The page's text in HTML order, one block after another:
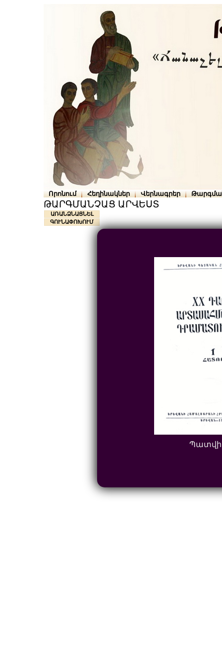
Որոնում Հեղինակներ Վերնագրեր
ԹԱՐԳՄԱՆՉԱՑ ԱՐՎԵՍՏ
ԱՌԱՆՁՆԱՑՆԵԼ
ԳՈՒՆԱՓՈԽՈՒՄ